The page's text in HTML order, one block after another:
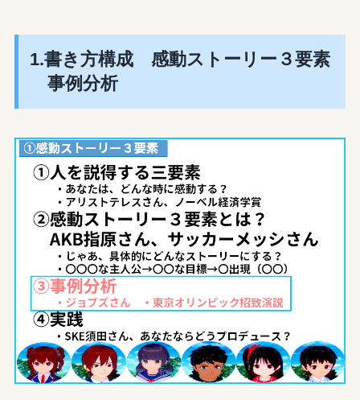
1.書き方構成 感動ストーリー３要素
事例分析